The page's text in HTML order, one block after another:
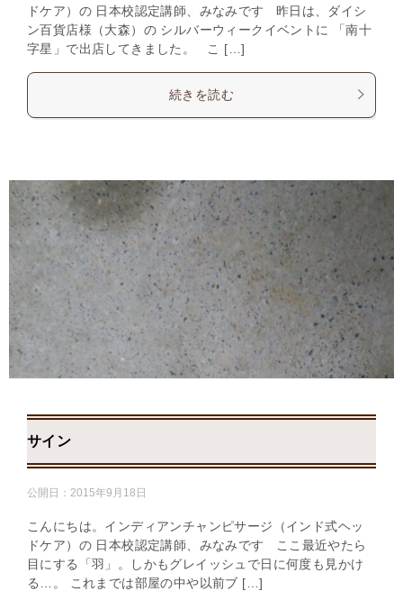
ドケア）の 日本校認定講師、みなみです 昨日は、ダイシ
ン百貨店様（大森）の シルバーウィークイベントに 「南十
字星」で出店してきました。 こ […]
続きを読む
サイン
公開日： 2015年9月18日
こんにちは。インディアンチャンピサージ（インド式ヘッ
ドケア）の 日本校認定講師、みなみです ここ最近やたら
目にする「羽」。しかもグレイッシュで日に何度も見かけ
る…。 これまでは部屋の中や以前ブ […]